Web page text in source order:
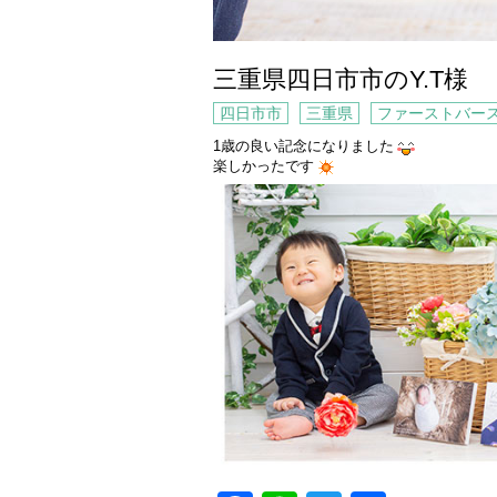
三重県四日市市のY.T様
四日市市 三重県 ファーストバー
1歳の良い記念になりました
楽しかったです